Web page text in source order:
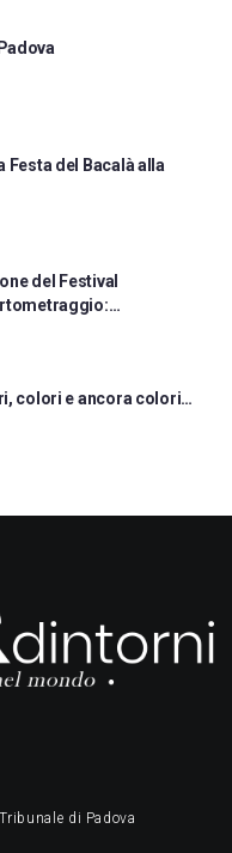
Festa del Bacalà alla
del Festival
colori e ancora colori…
di Padova